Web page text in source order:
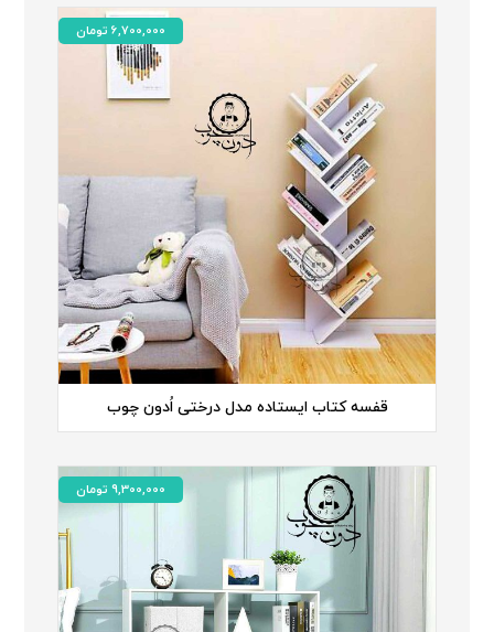
قفسه کتاب ایستاده مدل درختی اُدون چوب
6,700,000 تومان
9,300,000 تومان